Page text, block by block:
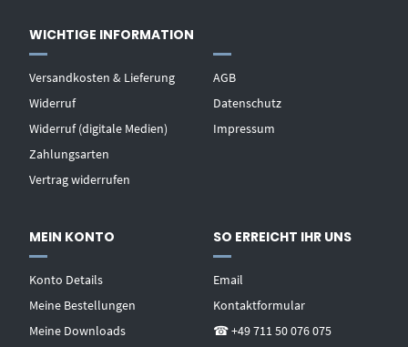
WICHTIGE INFORMATION
Versandkosten & Lieferung
Widerruf
Widerruf (digitale Medien)
Zahlungsarten
Vertrag widerrufen
AGB
Datenschutz
Impressum
MEIN KONTO
Konto Details
Meine Bestellungen
Meine Downloads
SO ERREICHT IHR UNS
Email
Kontaktformular
☎ +49 711 50 076 075